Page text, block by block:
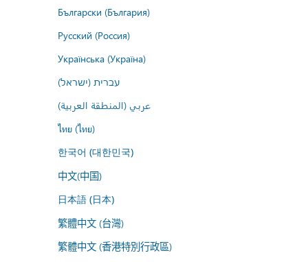
Български (България)
Русский (Россия)
Українська (Україна)
עברית (ישראל)
عربي (المنطقة العربية)
ไทย (ไทย)
한국어 (대한민국)
中文(中国)
日本語 (日本)
繁體中文 (台灣)
繁體中文 (香港特別行政區)